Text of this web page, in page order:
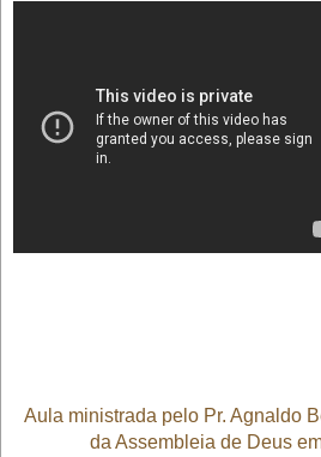
Aula ministrada pelo Pr. Agnaldo
da Assembleia de Deus